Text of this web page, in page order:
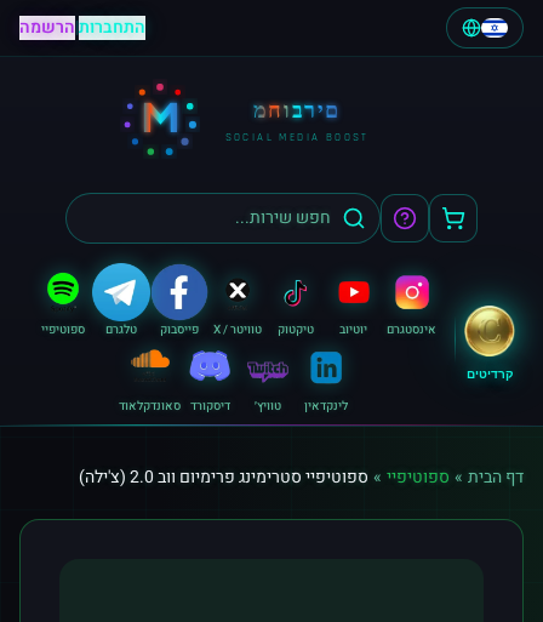
התחברות|הרשמה
M מחוברים
SOCIAL MEDIA BOOST
קרדיטים
אינסטגרם יוטיוב טיקטוק טוויטר / X פייסבוק טלגרם ספוטיפיי
לינקדאין טוויץ׳ דיסקורד סאונדקלאוד
דף הבית » ספוטיפיי » ספוטיפיי סטרימינג פרימיום ווב 2.0 (צ'ילה)